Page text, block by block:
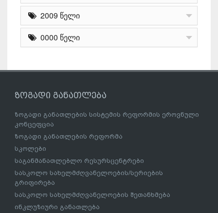
2009 წელი
0000 წელი
ზოგადი განათლება
ზოგადი განათლების სისტემის რეფორმის ეროვნული
კონცეფცია
ზოგადი განათლების რეფორმა
სკოლები
საგანმანათლებლო რესურსცენტრები
სასკოლო სახელმძღვანელოების/სერიების
გრიფირება
სასკოლო სახელმძღვანელოების შეთანხმება
ინკლუზიური განათლება